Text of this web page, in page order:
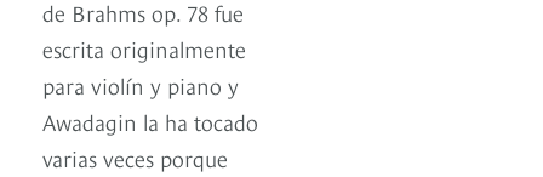
de Brahms op. 78 fue
escrita originalmente
para violín y piano y
Awadagin la ha tocado
varias veces porque